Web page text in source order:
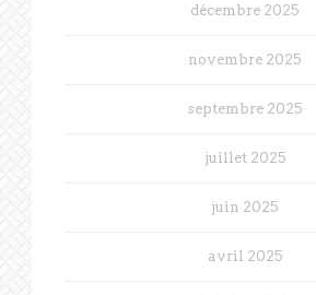
décembre 2025
novembre 2025
septembre 2025
juillet 2025
juin 2025
avril 2025